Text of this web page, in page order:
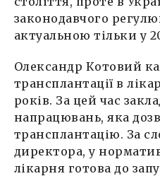
законодавчого
актуальною тільки у
Олександр Котовий
трансплантації в
років. За цей час
напрацювань, яка
трансплантацію. За
директора, у
лікарня готова до